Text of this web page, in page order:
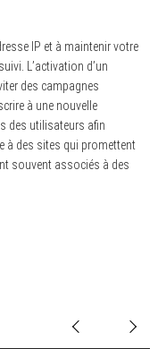
IP et à maintenir votre
L’activation d’un
des campagnes
à une nouvelle
des utilisateurs afin
à des sites qui promettent
souvent associés à des